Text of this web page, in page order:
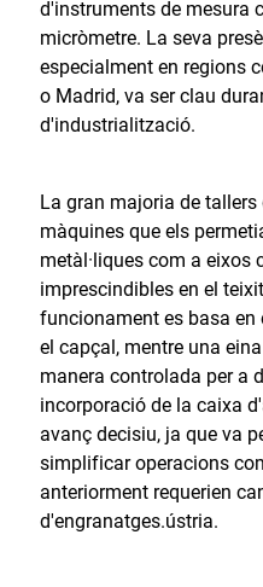
d'instruments de mesura
micròmetre. La seva
especialment en regions
o Madrid, va ser clau
d'industrialització.
La gran majoria de
màquines que els
metàl·liques com a eixos
imprescindibles en el
funcionament es basa en
el capçal, mentre una
manera controlada per a
incorporació de la caixa
avanç decisiu, ja que va
simplificar operacions
anteriorment requerien
d'engranatges.ústria.